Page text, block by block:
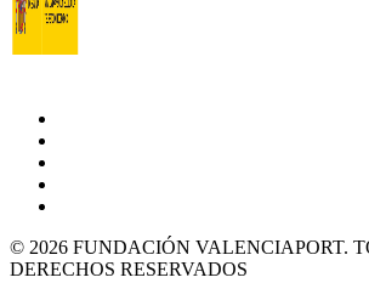
© 2026 FUNDACIÓN VALENCIAPORT.
DERECHOS RESERVADOS